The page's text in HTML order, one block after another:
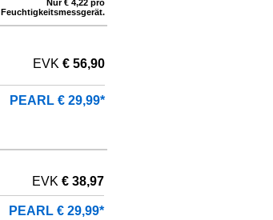
Nur € 4,22 pro
Feuchtigkeitsmessgerät.
EVK € 56,90
PEARL € 29,99*
EVK € 38,97
PEARL € 29,99*